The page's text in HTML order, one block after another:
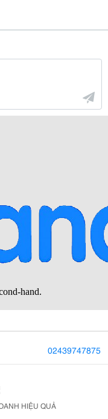
02439747875
HIỆU QUẢ